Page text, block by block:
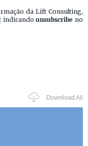
da Lift Consulting,
indicandounsubscribe no
Download All